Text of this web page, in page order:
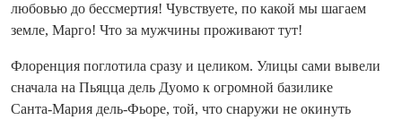
любовью до бессмертия! Чувствуете, по какой мы шагаем
земле, Марго! Что за мужчины проживают тут!
Флоренция поглотила сразу и целиком. Улицы сами вывели
сначала на Пьяцца дель Дуомо к огромной базилике
Санта‑Мария дель-Фьоре, той, что снаружи не окинуть